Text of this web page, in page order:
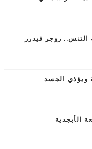
التنس.. روجر فيدرر
ويؤذي الجسد
الأبجدية